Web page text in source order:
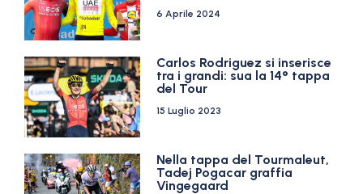
6 Aprile 2024
Carlos Rodriguez si inserisce
tra i grandi: sua la 14° tappa
del Tour
15 Luglio 2023
Nella tappa del Tourmaleut,
Tadej Pogacar graffia
Vingegaard